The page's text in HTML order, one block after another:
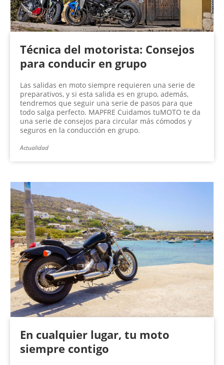
Técnica del motorista: Consejos
para conducir en grupo
Las salidas en moto siempre requieren una serie de
preparativos, y si esta salida es en grupo, además,
tendremos que seguir una serie de pasos para que
todo salga perfecto. MAPFRE Cuidamos tuMOTO te da
una serie de consejos para circular más cómodos y
seguros en la conducción en grupo.
Actualidad
En cualquier lugar, tu moto
siempre contigo